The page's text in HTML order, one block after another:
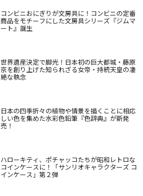
コンビニおにぎりが文房具に！コンビニの定番
商品をモチーフにした文房具シリーズ『ジムマ
ート』誕生
世界遺産決定で脚光！日本初の巨大都城・藤原
京を創り上げた知られざる女帝・持統天皇の凄
絶な執念
日本の四季折々の植物や情景を描くことに相応
しい色を集めた水彩色鉛筆『色辞典』が新発
売！
ハローキティ、ポチャッコたちが昭和レトロな
コインケースに！「サンリオキャラクターズ コ
インケース」第２弾